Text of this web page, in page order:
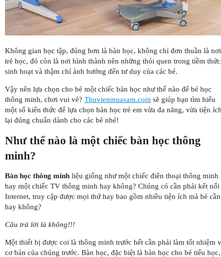
Không gian học tập, đúng hơn là bàn học, không chỉ đơn thuần là nơi
trẻ học, đó còn là nơi hình thành nên những thói quen trong tiềm
sinh hoạt và thậm chí ảnh hưởng đến tư duy của các bé.
Vậy nên lựa chọn cho bé một chiếc bàn học như thế nào để bé học
thông minh, chơi vui vẻ? Thuvienmuasam.com sẽ giúp bạn tìm hiểu
một số kiến thức để lựa chọn bàn học trẻ em vừa đa năng, vừa tiện
lại đúng chuẩn dành cho các bé nhé!
Như thế nào là một chiếc bàn học thông
minh?
Bàn học thông minh liệu giống như một chiếc điên thoại thông minh
hay một chiếc TV thông minh hay không? Chúng có cần phải kết nối
Internet, truy cập được mọi thứ hay bao gồm nhiều tiện ích mà bé cần
hay không?
Câu trả lời là không!!!
Một thiết bị được coi là thông minh trước hết cần phải làm tốt nhiệm
cơ bản của chúng trước. Bàn học, đặc biệt là bàn học cho bé tiểu học,